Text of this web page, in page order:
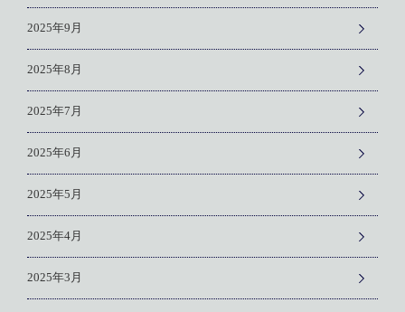
2025年9月
2025年8月
2025年7月
2025年6月
2025年5月
2025年4月
2025年3月